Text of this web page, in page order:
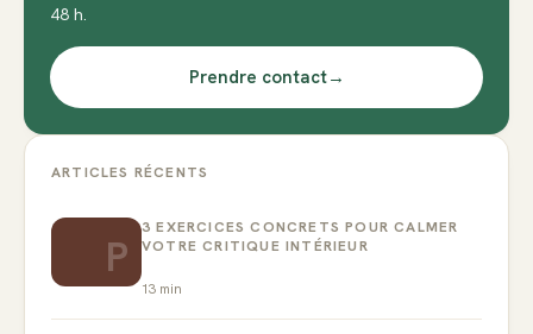
48 h.
Prendre contact→
ARTICLES RÉCENTS
P
3 EXERCICES CONCRETS POUR CALMER
VOTRE CRITIQUE INTÉRIEUR
13 min